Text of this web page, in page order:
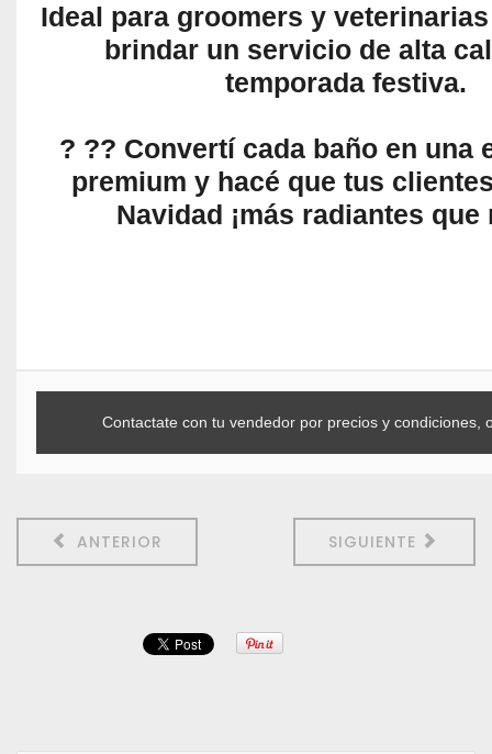
Ideal para groomers y
brindar un servicio de alta
temporada festiva.
? ?? Convertí cada baño en una
premium y hacé que tus
Navidad ¡más radiantes que
Contactate con tu vendedor por precios y condiciones,
ANTERIOR SIGUIENTE